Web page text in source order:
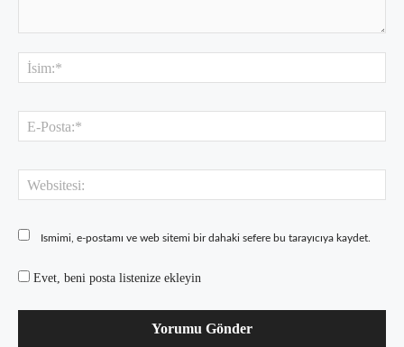
Ismimi, e-postamı ve web sitemi bir dahaki sefere bu tarayıcıya kaydet.
Evet, beni posta listenize ekleyin